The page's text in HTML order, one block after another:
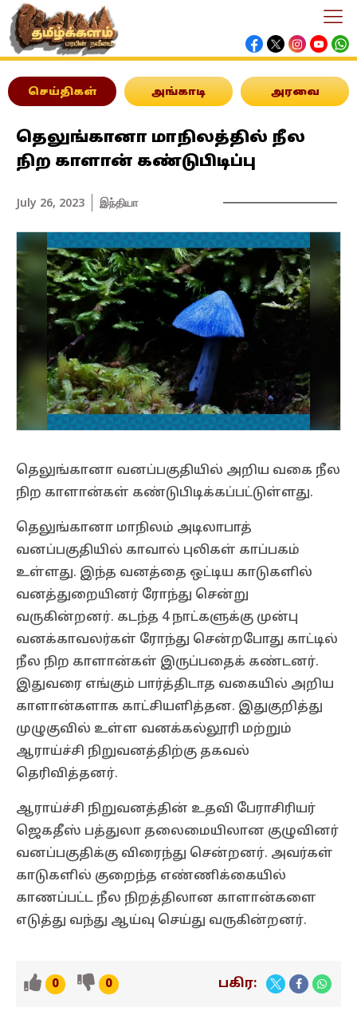
செய்திகள் அங்காடி அரவை
தெலுங்கானா மாநிலத்தில் நீல
நிற காளான் கண்டுபிடிப்பு
July 26, 2023 இந்தியா
தெலுங்கானா வனப்பகுதியில் அறிய வகை நீல
நிற காளான்கள் கண்டுபிடிக்கப்பட்டுள்ளது.
தெலுங்கானா மாநிலம் அடிலாபாத்
வனப்பகுதியில் காவால் புலிகள் காப்பகம்
உள்ளது. இந்த வனத்தை ஒட்டிய காடுகளில்
வனத்துறையினர் ரோந்து சென்று
வருகின்றனர். கடந்த 4 நாட்களுக்கு முன்பு
வனக்காவலர்கள் ரோந்து சென்றபோது காட்டில்
நீல நிற காளான்கள் இருப்பதைக் கண்டனர்.
இதுவரை எங்கும் பார்த்திடாத வகையில் அறிய
காளான்களாக காட்சியளித்தன. இதுகுறித்து
முழுகுவில் உள்ள வனக்கல்லூரி மற்றும்
ஆராய்ச்சி நிறுவனத்திற்கு தகவல்
தெரிவித்தனர்.
ஆராய்ச்சி நிறுவனத்தின் உதவி பேராசிரியர்
ஜெகதீஸ் பத்துலா தலைமையிலான குழுவினர்
வனப்பகுதிக்கு விரைந்து சென்றனர். அவர்கள்
காடுகளில் குறைந்த எண்ணிக்கையில்
காணப்பட்ட நீல நிறத்திலான காளான்களை
எடுத்து வந்து ஆய்வு செய்து வருகின்றனர்.
0 0 பகிர: